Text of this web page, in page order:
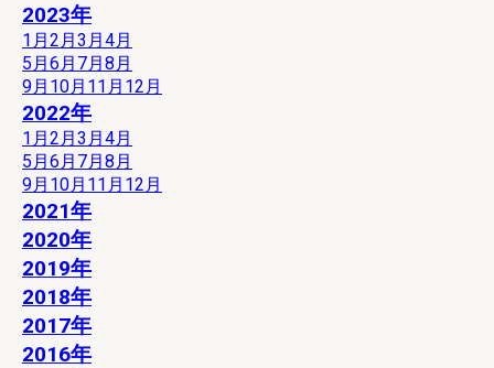
2023年
1月2月3月4月
5月6月 7月8月
9月 10月 11月 12月
2022年
1月2月3月4月
5月6月 7月8月
9月 10月 11月 12月
2021年
2020年
2019年
2018年
2017年
2016年